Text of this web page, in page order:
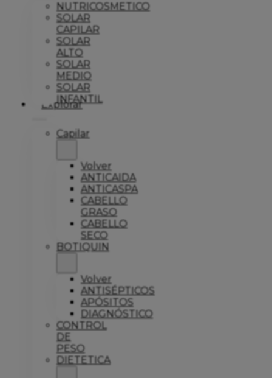
NUTRICOSMETICO
SOLAR
CAPILAR
SOLAR
ALTO
SOLAR
MEDIO
SOLAR
INFANTIL
Explorar
Capilar
Volver
ANTICAIDA
ANTICASPA
CABELLO
GRASO
CABELLO
SECO
BOTIQUIN
Volver
ANTISÉPTICOS
APÓSITOS
DIAGNÓSTICO
CONTROL
DE
PESO
DIETETICA